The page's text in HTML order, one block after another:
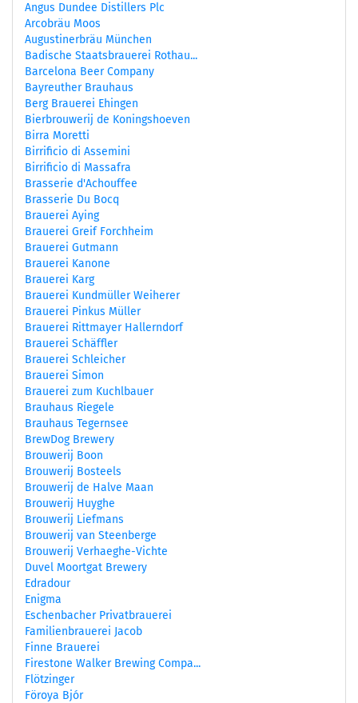
Angus Dundee Distillers Plc
Arcobräu Moos
Augustinerbräu München
Badische Staatsbrauerei Rothau...
Barcelona Beer Company
Bayreuther Brauhaus
Berg Brauerei Ehingen
Bierbrouwerij de Koningshoeven
Birra Moretti
Birrificio di Assemini
Birrificio di Massafra
Brasserie d'Achouffee
Brasserie Du Bocq
Brauerei Aying
Brauerei Greif Forchheim
Brauerei Gutmann
Brauerei Kanone
Brauerei Karg
Brauerei Kundmüller Weiherer
Brauerei Pinkus Müller
Brauerei Rittmayer Hallerndorf
Brauerei Schäffler
Brauerei Schleicher
Brauerei Simon
Brauerei zum Kuchlbauer
Brauhaus Riegele
Brauhaus Tegernsee
BrewDog Brewery
Brouwerij Boon
Brouwerij Bosteels
Brouwerij de Halve Maan
Brouwerij Huyghe
Brouwerij Liefmans
Brouwerij van Steenberge
Brouwerij Verhaeghe-Vichte
Duvel Moortgat Brewery
Edradour
Enigma
Eschenbacher Privatbrauerei
Familienbrauerei Jacob
Finne Brauerei
Firestone Walker Brewing Compa...
Flötzinger
Föroya Bjór